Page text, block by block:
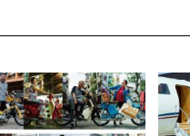
をアピールしてまいります
オリエンテッドなインテ
や高級レザー、カーボン